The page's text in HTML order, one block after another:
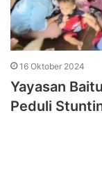
16 Oktober 2024
Yayasan
Peduli